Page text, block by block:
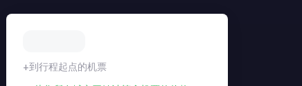
+到行程起点的机票